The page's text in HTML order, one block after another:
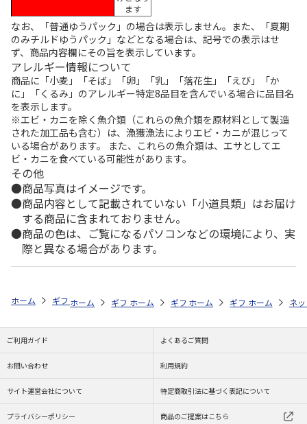
ます
なお、「普通ゆうパック」の場合は表示しません。また、「夏期
のみチルドゆうパック」などとなる場合は、記号での表示はせ
ず、商品内容欄にその旨を表示しています。
アレルギー情報について
商品に「小麦」「そば」「卵」「乳」「落花生」「えび」「か
に」「くるみ」のアレルギー特定8品目を含んでいる場合に品目名
を表示します。
※エビ・カニを除く魚介類（これらの魚介類を原材料として製造
された加工品も含む）は、漁獲漁法によりエビ・カニが混じって
いる場合があります。 また、これらの魚介類は、エサとしてエ
ビ・カニを食べている可能性があります。
その他
商品写真はイメージです。
商品内容として記載されていない「小道具類」はお届け
する商品に含まれておりません。
商品の色は、ご覧になるパソコンなどの環境により、実
際と異なる場合があります。
ホーム ギフトストア お中元・夏ギフト特集 2026 ドリンク ＜
ホーム ギフトストア お中元・夏ギフト特集 2026
ホーム ギフトストア お中元・夏ギフト
ホーム ギフトストア お
ホーム ネ
ご利用ガイド よくあるご質問
お問い合わせ 利用規約
サイト運営会社について 特定商取引法に基づく表記について
プライバシーポリシー 商品のご提案はこちら